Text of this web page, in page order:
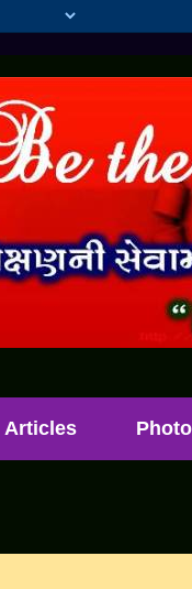
Articles